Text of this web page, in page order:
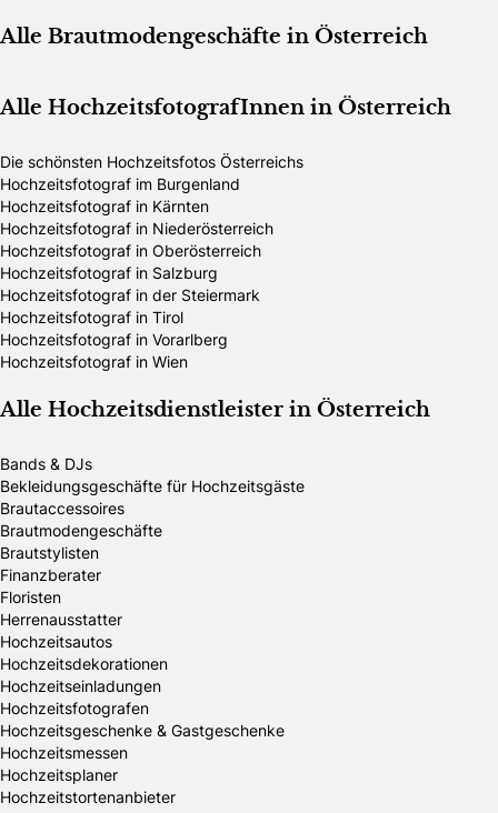
Alle Brautmodengeschäfte in Österreich
Alle HochzeitsfotografInnen in Österreich
Die schönsten Hochzeitsfotos Österreichs
Hochzeitsfotograf im Burgenland
Hochzeitsfotograf in Kärnten
Hochzeitsfotograf in Niederösterreich
Hochzeitsfotograf in Oberösterreich
Hochzeitsfotograf in Salzburg
Hochzeitsfotograf in der Steiermark
Hochzeitsfotograf in Tirol
Hochzeitsfotograf in Vorarlberg
Hochzeitsfotograf in Wien
Alle Hochzeitsdienstleister in Österreich
Bands & DJs
Bekleidungsgeschäfte für Hochzeitsgäste
Brautaccessoires
Brautmodengeschäfte
Brautstylisten
Finanzberater
Floristen
Herrenausstatter
Hochzeitsautos
Hochzeitsdekorationen
Hochzeitseinladungen
Hochzeitsfotografen
Hochzeitsgeschenke & Gastgeschenke
Hochzeitsmessen
Hochzeitsplaner
Hochzeitstortenanbieter